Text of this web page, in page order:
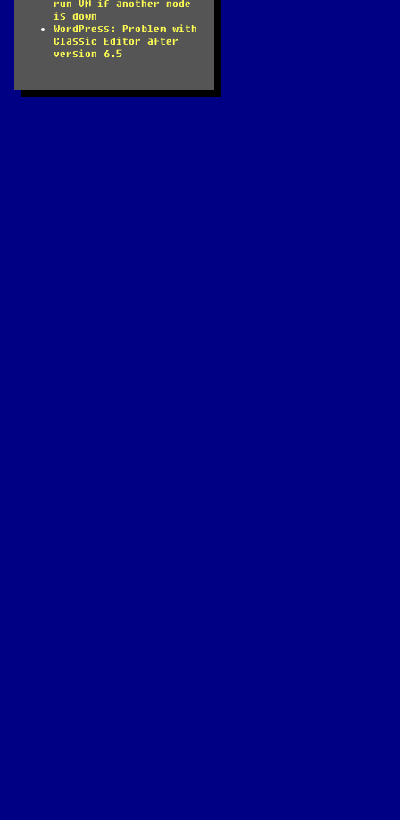
run VM if another node
is down
WordPress: Problem with
Classic Editor after
version 6.5